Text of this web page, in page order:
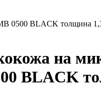
0500 BLACK толщина
на
BLACK